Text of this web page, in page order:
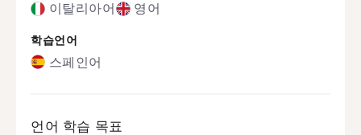
이탈리아어 영어
학습언어
스페인어
언어 학습 목표